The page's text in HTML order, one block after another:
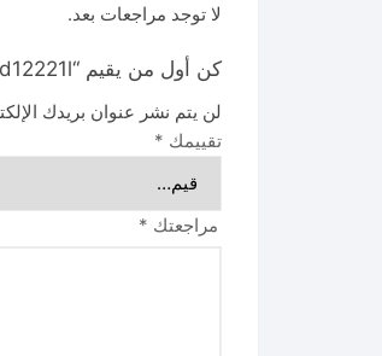
لا توجد مراجعات بعد.
كن أول من يقيم “thkisd12221l طقم لقم نص بوصه طويل وقصير”
لن يتم نشر عنوان بريدك
تقييمك *
مراجعتك *